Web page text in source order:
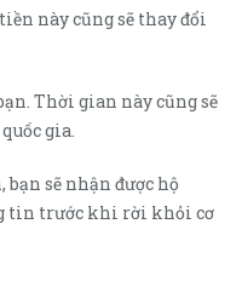
này cũng sẽ thay đổi
Thời gian này cũng sẽ
gia.
bạn sẽ nhận được hộ
tin trước khi rời khỏi cơ